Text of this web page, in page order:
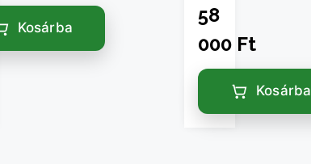
Kosárba
58
000 Ft
Kosárba